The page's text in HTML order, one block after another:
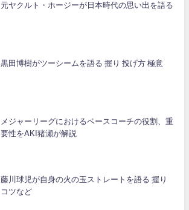
元ヤクルト・ホージーが日本時代の思い出を語る
黒田博樹がツーシームを語る 握り 投げ方 極意
メジャーリーグにおけるベースコーチの役割、重
要性をAKI猪瀬が解説
藤川球児が自身の火の玉ストレートを語る 握り
コツなど